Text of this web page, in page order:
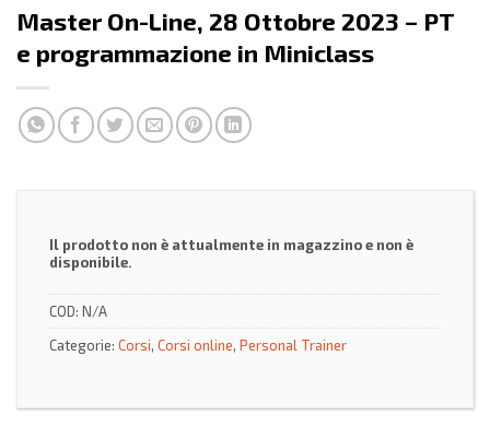
Master On-Line, 28 Ottobre 2023 – PT
e programmazione in Miniclass
Il prodotto non è attualmente in magazzino e non è
disponibile.
COD: N/A
Categorie: Corsi, Corsi online, Personal Trainer